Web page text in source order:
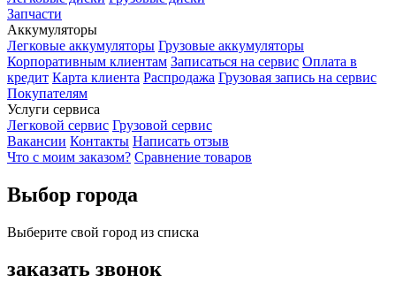
Запчасти
Аккумуляторы
Легковые аккумуляторы Грузовые аккумуляторы
Корпоративным клиентам Записаться на сервис Оплата в
кредит Карта клиента Распродажа Грузовая запись на сервис
Покупателям
Услуги сервиса
Легковой сервис Грузовой сервис
Вакансии Контакты Написать отзыв
Что с моим заказом? Сравнение товаров
Выбор города
Выберите свой город из списка
заказать звонок